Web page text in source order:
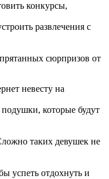
конкурсы,
развлечения с
сюрпризов от
невесту на
которые будут
таких девушек не
успеть отдохнуть и